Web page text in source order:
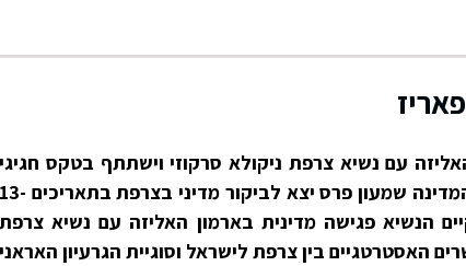
עם נשיא צרפת ניקולא סרקוזי וישתתף בטקס חגיגי
שמעון פרס
יצא לביקור מדיני בצרפת בתאריכים 13-
הביקור יקיים הנשיא פגישה מדינית בארמון האליזה עם נשיא צרפת
האסטרטגיים בין צרפת לישראל וסוגיית הגרעיון האראני